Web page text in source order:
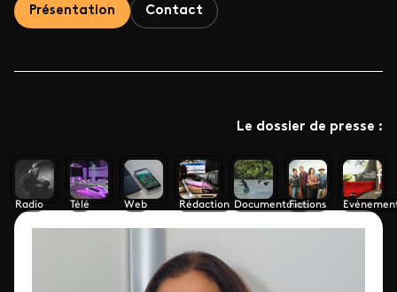
Présentation Contact
Le dossier de presse :
Radio Télé Web Rédaction Documentaires
Fictions